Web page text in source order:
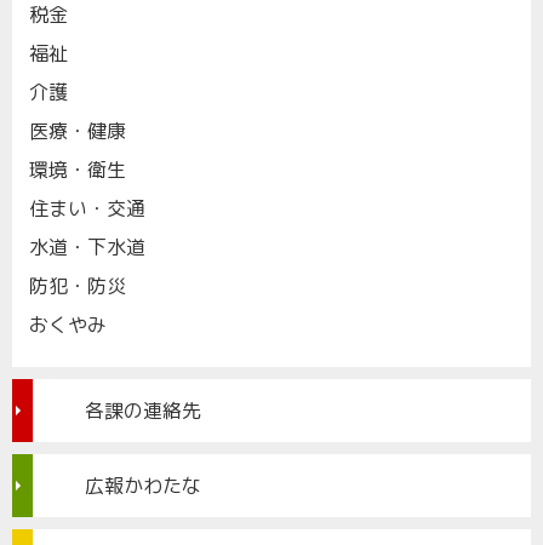
税金
福祉
介護
医療・健康
環境・衛生
住まい・交通
水道・下水道
防犯・防災
おくやみ
各課の連絡先
広報かわたな